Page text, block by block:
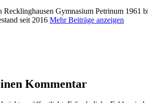
Recklinghausen Gymnasium Petrinum
seit 2016 Mehr Beiträge anzeigen
Kommentar